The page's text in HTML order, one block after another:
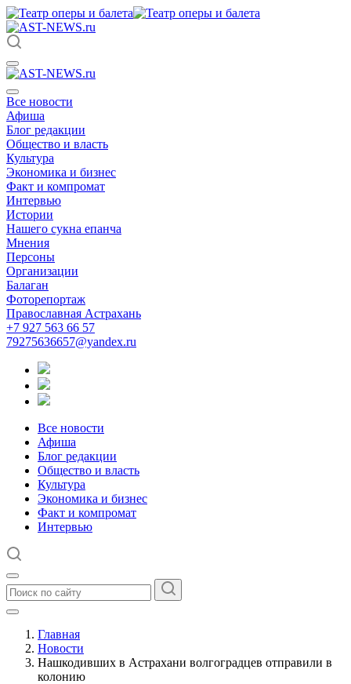
Все новости
Афиша
Блог редакции
Общество и власть
Культура
Экономика и бизнес
Факт и компромат
Интервью
Истории
Нашего сукна епанча
Мнения
Персоны
Организации
Балаган
Фоторепортаж
Православная Астрахань
+7 927 563 66 57
79275636657@yandex.ru
Все новости
Афиша
Блог редакции
Общество и власть
Культура
Экономика и бизнес
Факт и компромат
Интервью
Главная
Новости
Нашкодивших в Астрахани волгоградцев отправили в
колонию